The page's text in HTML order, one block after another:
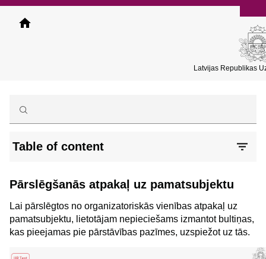
Pārlekt
galveno
Latvijas Republikas
Table of content
Pārslēgšanās atpakaļ uz pamatsubjektu
Lai pārslēgtos no organizatoriskās vienības atpakaļ uz
pamatsubjektu, lietotājam nepieciešams izmantot bultiņas,
kas pieejamas pie pārstāvības pazīmes, uzspiežot uz tās.